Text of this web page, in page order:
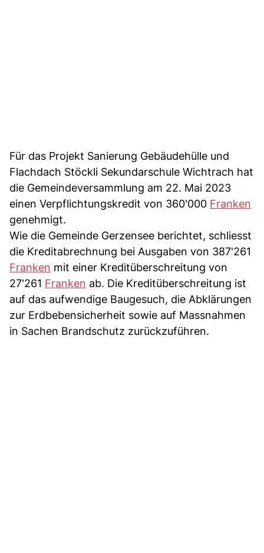
Für das Projekt Sanierung Gebäudehülle und
Flachdach Stöckli Sekundarschule Wichtrach hat
die Gemeindeversammlung am 22. Mai 2023
einen Verpflichtungskredit von 360'000 Franken
genehmigt.
Wie die Gemeinde Gerzensee berichtet, schliesst
die Kreditabrechnung bei Ausgaben von 387'261
Franken mit einer Kreditüberschreitung von
27'261 Franken ab. Die Kreditüberschreitung ist
auf das aufwendige Baugesuch, die Abklärungen
zur Erdbebensicherheit sowie auf Massnahmen
in Sachen Brandschutz zurückzuführen.